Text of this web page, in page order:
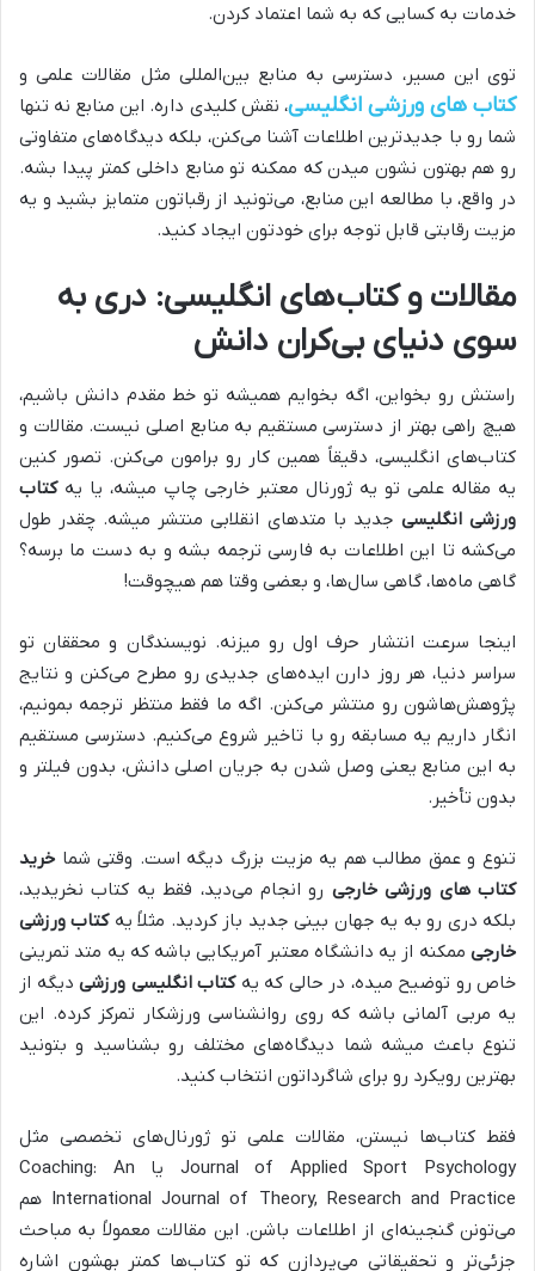
خدمات به کسایی که به شما اعتماد کردن.
توی این مسیر، دسترسی به منابع بین‌المللی مثل مقالات علمی و
کتاب های ورزشی انگلیسی، نقش کلیدی داره. این منابع نه تنها
شما رو با جدیدترین اطلاعات آشنا می‌کنن، بلکه دیدگاه‌های متفاوتی
رو هم بهتون نشون میدن که ممکنه تو منابع داخلی کمتر پیدا بشه.
در واقع، با مطالعه این منابع، می‌تونید از رقباتون متمایز بشید و یه
مزیت رقابتی قابل توجه برای خودتون ایجاد کنید.
مقالات و کتاب‌های انگلیسی: دری به
سوی دنیای بی‌کران دانش
راستش رو بخواین، اگه بخوایم همیشه تو خط مقدم دانش باشیم،
هیچ راهی بهتر از دسترسی مستقیم به منابع اصلی نیست. مقالات و
کتاب‌های انگلیسی، دقیقاً همین کار رو برامون می‌کنن. تصور کنین
یه مقاله علمی تو یه ژورنال معتبر خارجی چاپ میشه، یا یهکتاب
ورزشی انگلیسی جدید با متدهای انقلابی منتشر میشه. چقدر طول
می‌کشه تا این اطلاعات به فارسی ترجمه بشه و به دست ما برسه؟
گاهی ماه‌ها، گاهی سال‌ها، و بعضی وقتا هم هیچوقت!
اینجا سرعت انتشار حرف اول رو میزنه. نویسندگان و محققان تو
سراسر دنیا، هر روز دارن ایده‌های جدیدی رو مطرح می‌کنن و نتایج
پژوهش‌هاشون رو منتشر می‌کنن. اگه ما فقط منتظر ترجمه بمونیم،
انگار داریم یه مسابقه رو با تاخیر شروع می‌کنیم. دسترسی مستقیم
به این منابع یعنی وصل شدن به جریان اصلی دانش، بدون فیلتر و
بدون تأخیر.
تنوع و عمق مطالب هم یه مزیت بزرگ دیگه است. وقتی شما خرید
کتاب های ورزشی خارجی رو انجام می‌دید، فقط یه کتاب نخریدید،
بلکه دری رو به یه جهان بینی جدید باز کردید. مثلاً یهکتاب ورزشی
خارجی ممکنه از یه دانشگاه معتبر آمریکایی باشه که یه متد تمرینی
خاص رو توضیح میده، در حالی که یهکتاب انگلیسی ورزشی دیگه از
یه مربی آلمانی باشه که روی روانشناسی ورزشکار تمرکز کرده. این
تنوع باعث میشه شما دیدگاه‌های مختلف رو بشناسید و بتونید
بهترین رویکرد رو برای شاگرداتون انتخاب کنید.
فقط کتاب‌ها نیستن، مقالات علمی تو ژورنال‌های تخصصی مثل
Journal of Applied Sport Psychology یا Coaching: An
International Journal of Theory, Research and Practice هم
می‌تونن گنجینه‌ای از اطلاعات باشن. این مقالات معمولاً به مباحث
جزئی‌تر و تحقیقاتی می‌پردازن که تو کتاب‌ها کمتر بهشون اشاره